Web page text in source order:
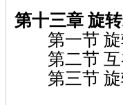
第十三章 旋
第一节 旋
第二节 互
第三节 旋